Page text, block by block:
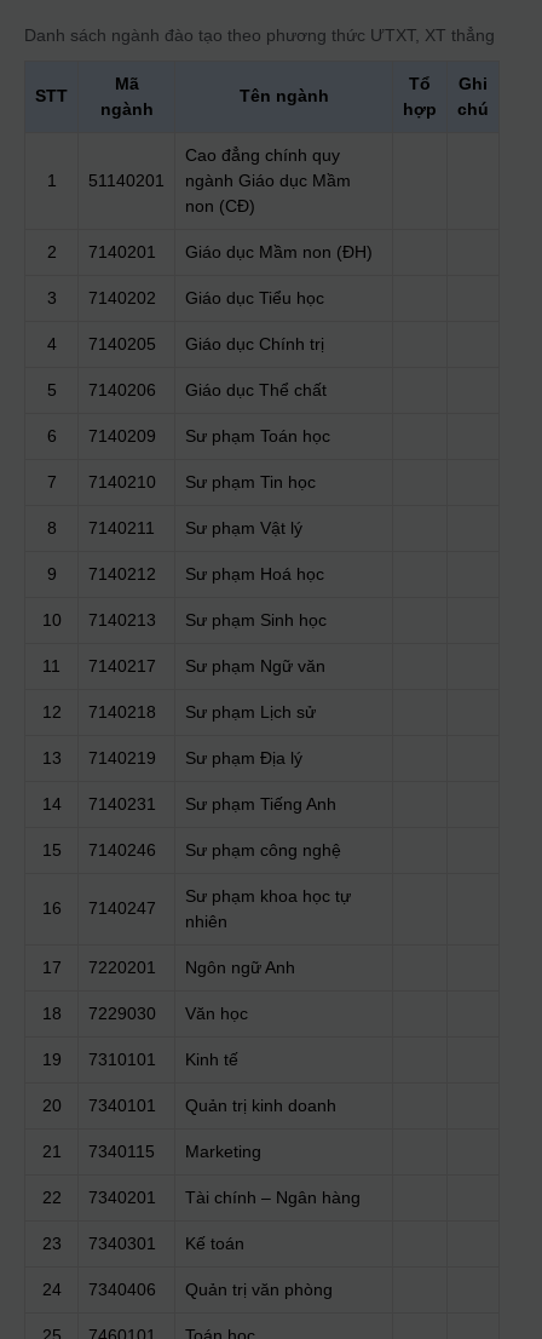
Danh sách ngành đào tạo theo phương thức ƯTXT, XT thẳng
STT
Mã
ngành
Tên ngành
Tổ
hợp
Ghi
chú
1 51140201
Cao đẳng chính quy
ngành Giáo dục Mầm
non (CĐ)
2 7140201 Giáo dục Mầm non (ĐH)
3 7140202 Giáo dục Tiểu học
4 7140205 Giáo dục Chính trị
5 7140206 Giáo dục Thể chất
6 7140209 Sư phạm Toán học
7 7140210 Sư phạm Tin học
8 7140211 Sư phạm Vật lý
9 7140212 Sư phạm Hoá học
10 7140213 Sư phạm Sinh học
11 7140217 Sư phạm Ngữ văn
12 7140218 Sư phạm Lịch sử
13 7140219 Sư phạm Địa lý
14 7140231 Sư phạm Tiếng Anh
15 7140246 Sư phạm công nghệ
16 7140247
Sư phạm khoa học tự
nhiên
17 7220201 Ngôn ngữ Anh
18 7229030 Văn học
19 7310101 Kinh tế
20 7340101 Quản trị kinh doanh
21 7340115 Marketing
22 7340201 Tài chính – Ngân hàng
23 7340301 Kế toán
24 7340406 Quản trị văn phòng